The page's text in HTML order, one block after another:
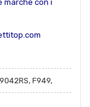
marche con i
F949,